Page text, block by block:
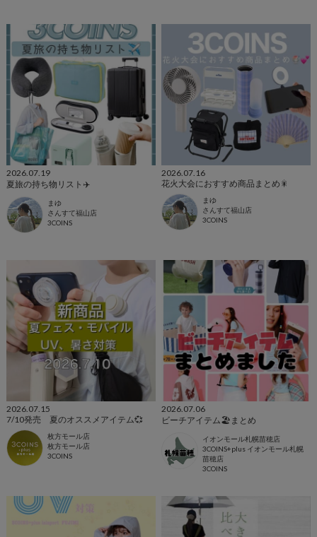
2026.07.19
夏旅の持ち物リスト✈️
まゆ
さんすて福山店
3COINS
2026.07.16
花火大会におすすめ商品まとめ🎇
まゆ
さんすて福山店
3COINS
2026.07.15
7/10発売 夏のオススメアイテム💞
枚方モール店
枚方モール店
3COINS
2026.07.06
ビーチアイテム🏖️まとめ
イオンモール札幌苗穂店
3COINS+plus イオンモール札幌
苗穂店
3COINS